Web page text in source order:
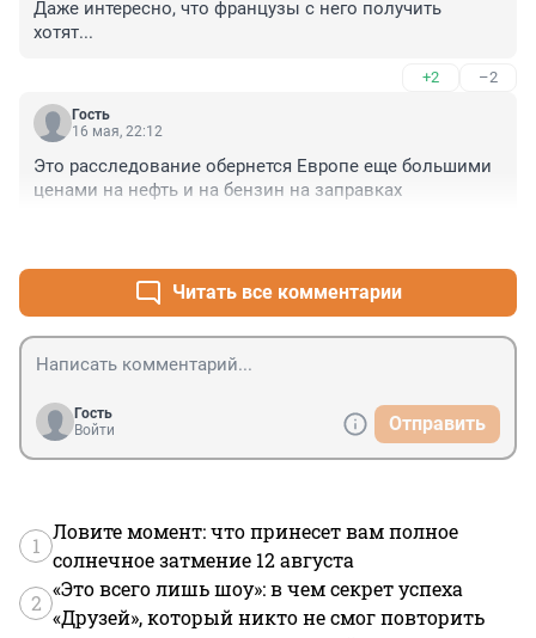
Даже интересно, что французы с него получить
хотят...
+2 –2
Гость
16 мая, 22:12
Это расследование обернется Европе еще большими
ценами на нефть и на бензин на заправках
Читать все комментарии
Гость
Войти
Отправить
1
Ловите момент: что принесет вам полное
солнечное затмение 12 августа
2
«Это всего лишь шоу»: в чем секрет успеха
«Друзей», который никто не смог повторить